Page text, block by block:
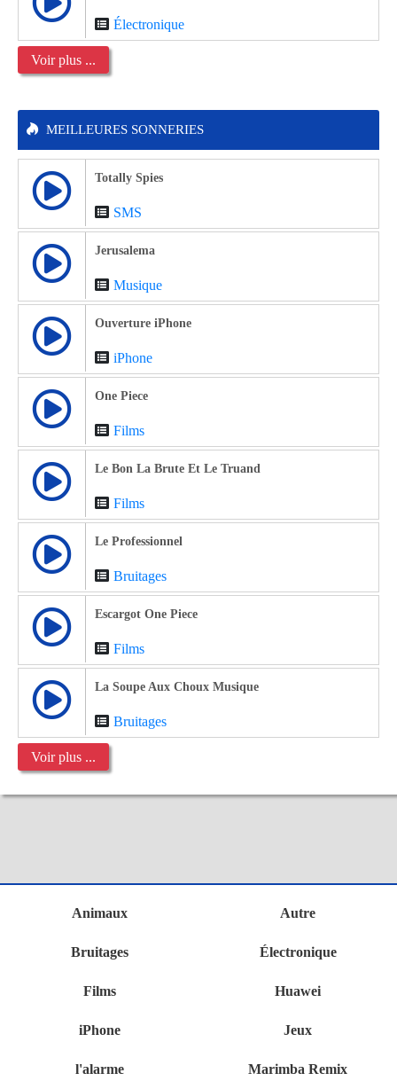
Électronique
Voir plus ...
MEILLEURES SONNERIES
Totally Spies
SMS
Jerusalema
Musique
Ouverture iPhone
iPhone
One Piece
Films
Le Bon La Brute Et Le Truand
Films
Le Professionnel
Bruitages
Escargot One Piece
Films
La Soupe Aux Choux Musique
Bruitages
Voir plus ...
Animaux Autre
Bruitages Électronique
Films Huawei
iPhone Jeux
l'alarme Marimba Remix